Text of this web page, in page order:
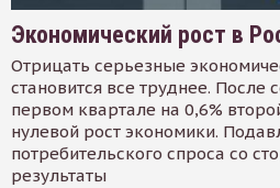
Экономический рост в
Отрицать серьезные
становится все труднее.
первом квартале на 0,6%
нулевой рост экономики.
потребительского спроса со
результаты